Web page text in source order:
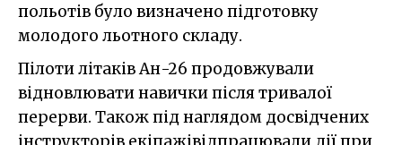
польотів було визначено підготовку
молодого льотного складу.
Пілоти літаків Ан-26 продовжували
відновлювати навички після тривалої
перерви. Також під наглядом досвідчених